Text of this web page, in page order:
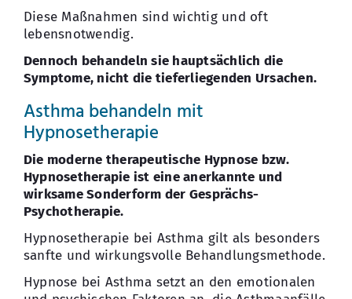
Diese Maßnahmen sind wichtig und oft
lebensnotwendig.
Dennoch behandeln sie hauptsächlich die
Symptome, nicht die tieferliegenden Ursachen.
Asthma behandeln mit
Hypnosetherapie
Die moderne therapeutische Hypnose bzw.
Hypnosetherapie ist eine anerkannte und
wirksame Sonderform der Gesprächs-
Psychotherapie.
Hypnosetherapie bei Asthma gilt als besonders
sanfte und wirkungsvolle Behandlungsmethode.
Hypnose bei Asthma setzt an den emotionalen